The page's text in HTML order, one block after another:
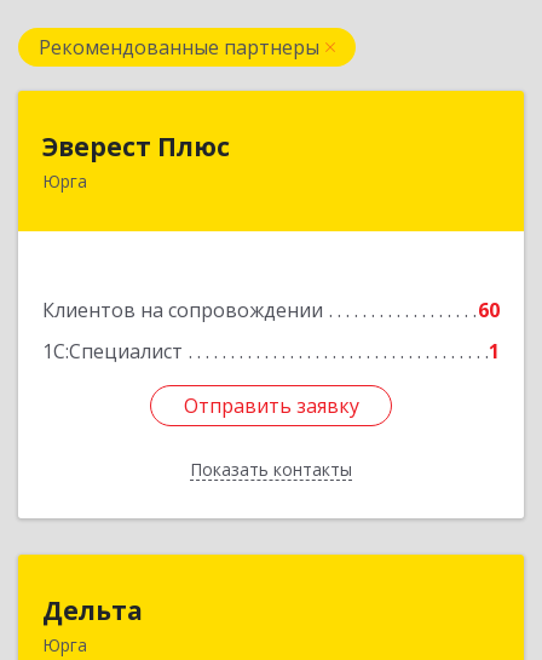
Рекомендованные партнеры
Эверест Плюс
Юрга
Клиентов на сопровождении
60
1С:Специалист
1
Отправить заявку
Показать контакты
652055, Кемеровская обл, Юрга г, Московская
Отправить заявку
Назад
Дельта
Юрга